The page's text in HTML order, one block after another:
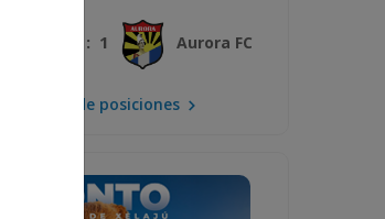
3 : 1 Aurora FC
la tabla de posiciones